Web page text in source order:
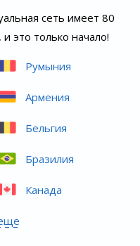
сеть имеет 80
это только начало!
Румыния
Армения
Бельгия
Бразилия
Канада